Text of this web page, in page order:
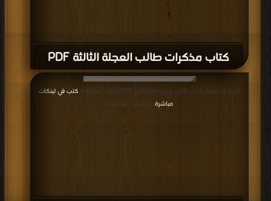
كتاب مذكرات طالب العجلة الثالثة PDF
قراءة و تحميل كتاب كتاب مدينة العجائب PDF مجانا | مكتبة >
كتب في لينكات
مباشرة
| التحميل : مرة/مرات